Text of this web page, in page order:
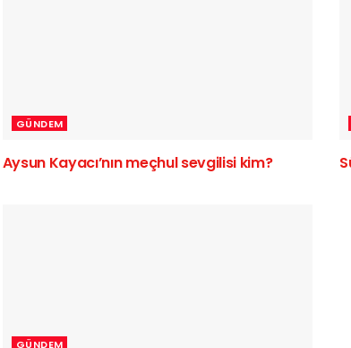
GÜNDEM
Aysun Kayacı’nın meçhul sevgilisi kim?
GÜNDEM